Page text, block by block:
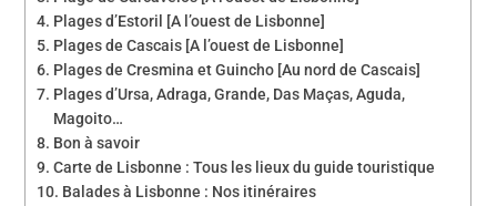
Plages d’Estoril [A l’ouest de Lisbonne]
Plages de Cascais [A l’ouest de Lisbonne]
Plages de Cresmina et Guincho [Au nord de Cascais]
Plages d’Ursa, Adraga, Grande, Das Maças, Aguda,
Magoito…
Bon à savoir
Carte de Lisbonne : Tous les lieux du guide touristique
Balades à Lisbonne : Nos itinéraires